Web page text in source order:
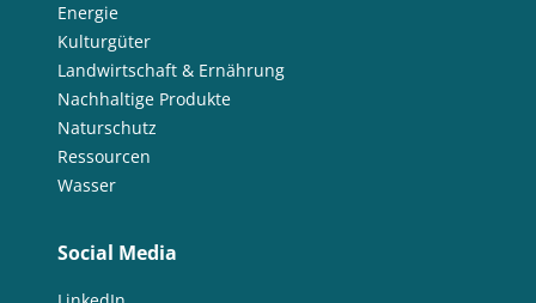
Energie
Kulturgüter
Landwirtschaft & Ernährung
Nachhaltige Produkte
Naturschutz
Ressourcen
Wasser
Social Media